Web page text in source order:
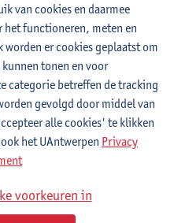
analysis
of gastric
(2025) p. 1-17
, Chee Kin Then, Matthew R.
Bornschein, Juozas
Hold, Alexander Link,
Investigation of
van cookies en daarmee
functioneren, meten en
er cookies geplaatst om
tonen en voor
categorie betreffen de tracking
gevolgd door middel van
alle cookies' te klikken
het UAntwerpen Privacy
voorkeuren in